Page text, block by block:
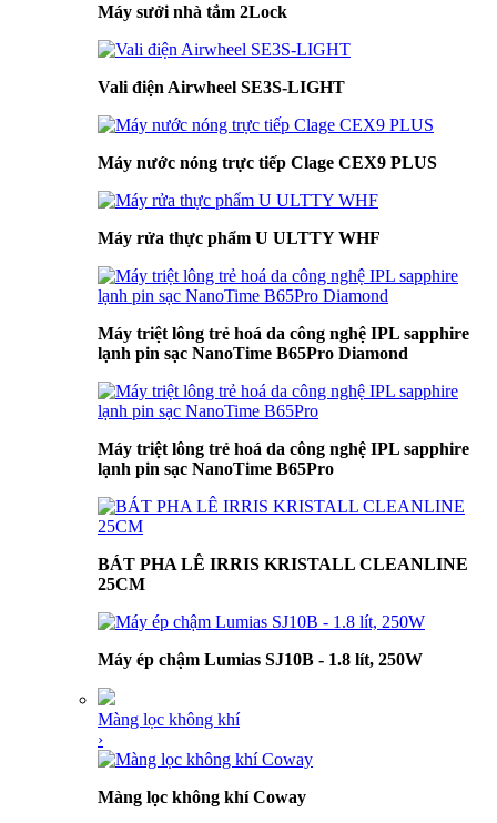
Máy sưởi nhà tắm 2Lock
Vali điện Airwheel SE3S-LIGHT
Máy nước nóng trực tiếp Clage CEX9 PLUS
Máy rửa thực phẩm U ULTTY WHF
Máy triệt lông trẻ hoá da công nghệ IPL sapphire
lạnh pin sạc NanoTime B65Pro Diamond
Máy triệt lông trẻ hoá da công nghệ IPL sapphire
lạnh pin sạc NanoTime B65Pro
BÁT PHA LÊ IRRIS KRISTALL CLEANLINE
25CM
Máy ép chậm Lumias SJ10B - 1.8 lít, 250W
Màng lọc không khí
›
Màng lọc không khí Coway